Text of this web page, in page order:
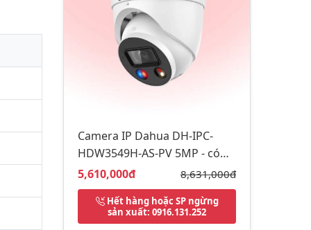
Camera IP Dahua DH-IPC-
HDW3549H-AS-PV 5MP - có
thu âm, báo động đèn còi
Giá bán:
5,610,000đ Giá gốc:
8,631,000đ
Hết hàng hoặc SP ngừng
sản xuất: 0916.131.252